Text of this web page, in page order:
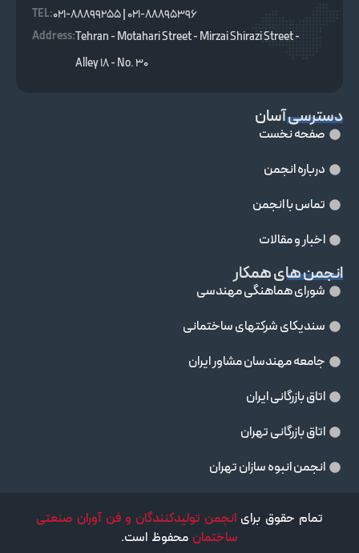
TEL :
021-88895396 | 021-88899255
Address:Tehran - Motahari Street - Mirzai Shirazi Street -
Alley 18 - No. 30
دسترسی آسان
صفحه نخست
درباره انجمن
تماس با انجمن
اخبار و مقالات
انجمن های همکار
شورای هماهنگی مهندسی
سندیکای شرکتهای ساختمانی
جامعه مهندسان مشاور ايران
اتاق بازرگانی ایران
اتاق بازرگانی تهران
انجمن انبوه سازان تهران
تمام حقوق برای انجمن تولیدکنندگان و فن آوران صنعتی
ساختمان محفوظ است.